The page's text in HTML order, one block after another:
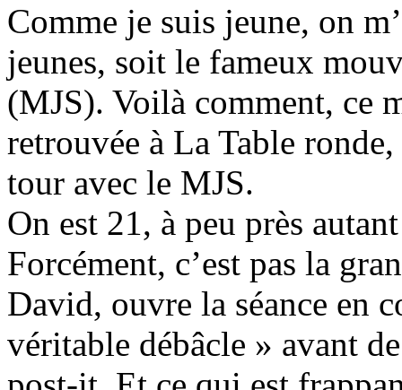
Comme je suis jeune, on
jeunes, soit le fameux
(MJS). Voilà comment, ce
retrouvée à La Table
tour avec le MJS.
On est 21, à peu près
Forcément, c’est pas la
David, ouvre la séance en
véritable débâcle » avant